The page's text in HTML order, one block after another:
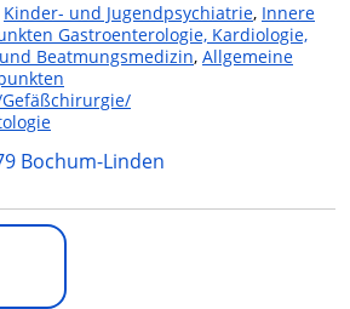
Kinder- und Jugendpsychiatrie, Innere
Gastroenterologie, Kardiologie,
Beatmungsmedizin, Allgemeine
Bochum-Linden